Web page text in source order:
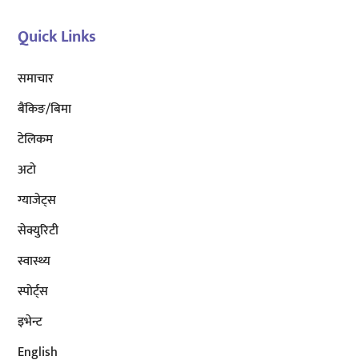
Quick Links
समाचार
बैंकिङ/बिमा
टेलिकम
अटाे
ग्याजेट्स
सेक्युरिटी
स्वास्थ्य
स्पोर्ट्स
इभेन्ट
English